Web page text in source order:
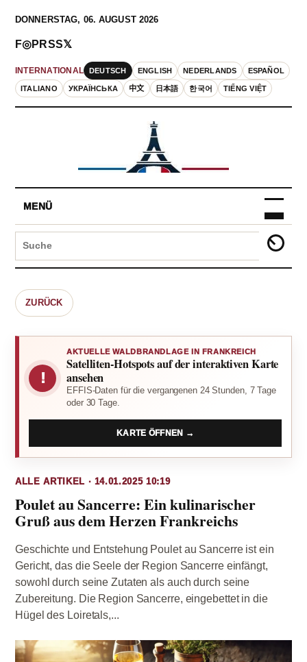
DONNERSTAG, 06. AUGUST 2026
INTERNATIONAL DEUTSCH ENGLISH NEDERLANDS ESPAÑOL
ITALIANO УКРАЇНСЬКА 中文 日本語 한국어 TIẾNG VIỆT
F◎PRSS𝕏
MENÜ
ZURÜCK
!
AKTUELLE WALDBRANDLAGE IN FRANKREICH
Satelliten-Hotspots auf der interaktiven Karte
ansehen
EFFIS-Daten für die vergangenen 24 Stunden, 7 Tage
oder 30 Tage.
KARTE ÖFFNEN →
ALLE ARTIKEL · 14.01.2025 10:19
Poulet au Sancerre: Ein kulinarischer
Gruß aus dem Herzen Frankreichs
Geschichte und Entstehung Poulet au Sancerre ist ein
Gericht, das die Seele der Region Sancerre einfängt,
sowohl durch seine Zutaten als auch durch seine
Zubereitung. Die Region Sancerre, eingebettet in die
Hügel des Loiretals,...